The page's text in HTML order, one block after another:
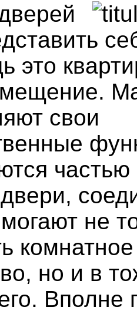
это
свои
не
комнатное
но и в
Вполне